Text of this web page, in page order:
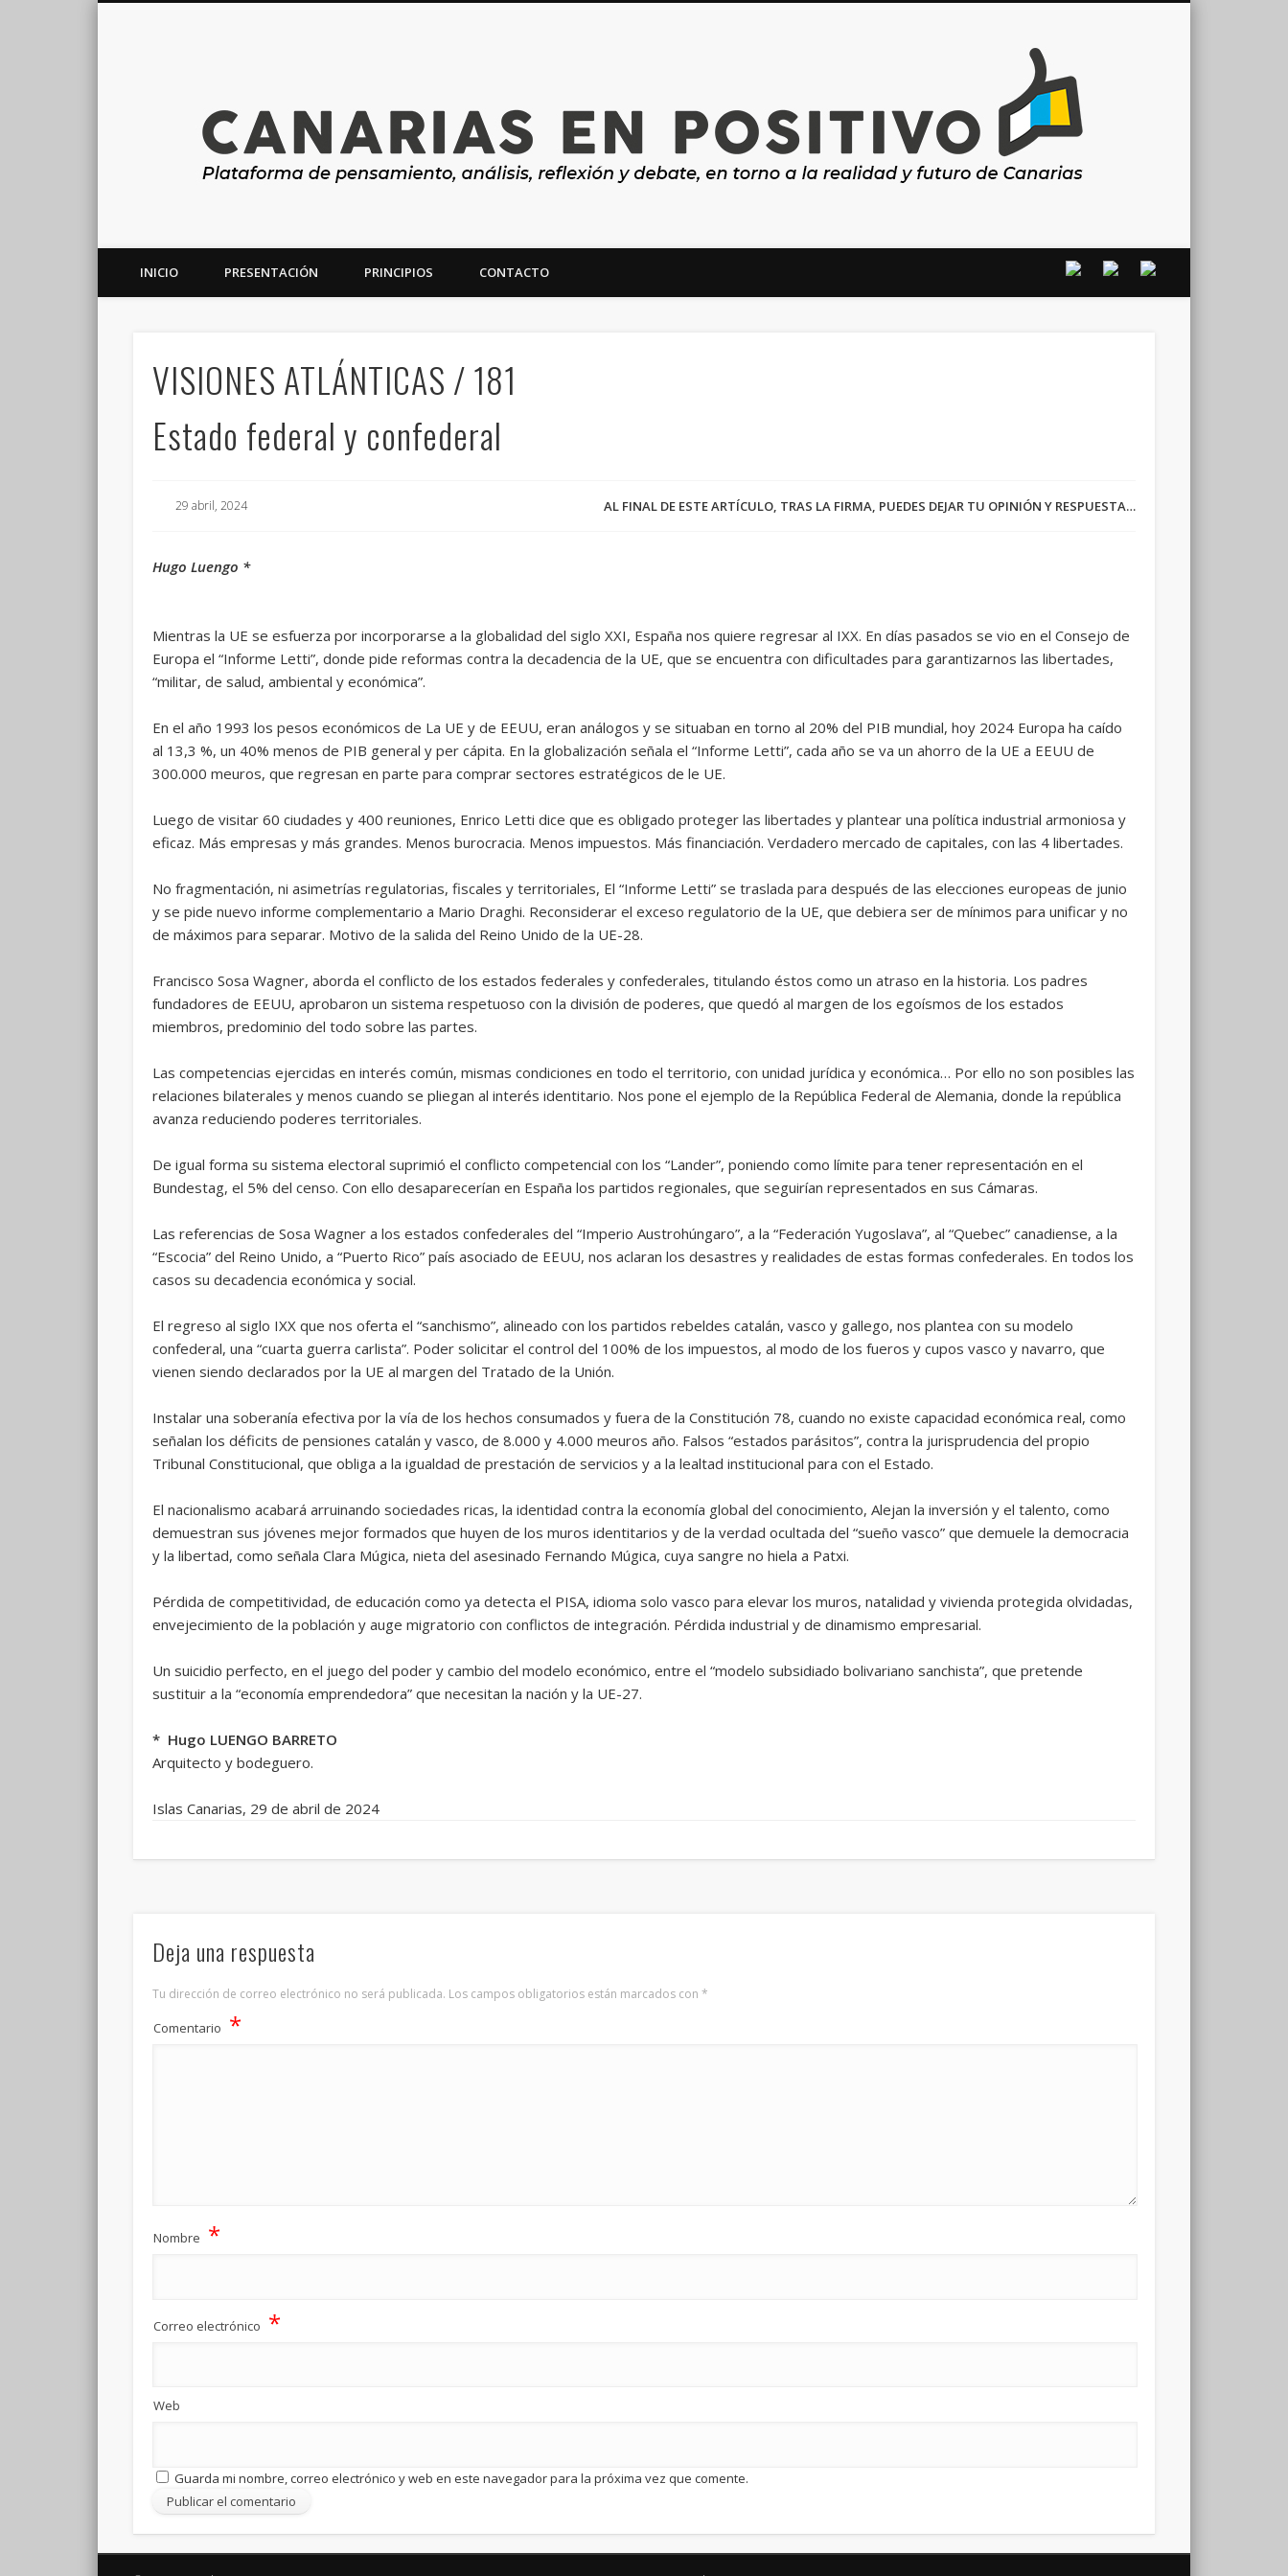
INICIO PRESENTACIÓN PRINCIPIOS CONTACTO
VISIONES ATLÁNTICAS / 181
Estado federal y confederal
AL FINAL DE ESTE ARTÍCULO, TRAS LA FIRMA, PUEDES DEJAR TU OPINIÓN Y RESPUESTA…
29 abril, 2024
Hugo Luengo *
Mientras la UE se esfuerza por incorporarse a la globalidad del siglo XXI, España nos quiere regresar al IXX. En días pasados se vio en el Consejo de
Europa el “Informe Letti”, donde pide reformas contra la decadencia de la UE, que se encuentra con dificultades para garantizarnos las libertades,
“militar, de salud, ambiental y económica”.
En el año 1993 los pesos económicos de La UE y de EEUU, eran análogos y se situaban en torno al 20% del PIB mundial, hoy 2024 Europa ha caído
al 13,3 %, un 40% menos de PIB general y per cápita. En la globalización señala el “Informe Letti”, cada año se va un ahorro de la UE a EEUU de
300.000 meuros, que regresan en parte para comprar sectores estratégicos de le UE.
Luego de visitar 60 ciudades y 400 reuniones, Enrico Letti dice que es obligado proteger las libertades y plantear una política industrial armoniosa y
eficaz. Más empresas y más grandes. Menos burocracia. Menos impuestos. Más financiación. Verdadero mercado de capitales, con las 4 libertades.
No fragmentación, ni asimetrías regulatorias, fiscales y territoriales, El “Informe Letti” se traslada para después de las elecciones europeas de junio
y se pide nuevo informe complementario a Mario Draghi. Reconsiderar el exceso regulatorio de la UE, que debiera ser de mínimos para unificar y no
de máximos para separar. Motivo de la salida del Reino Unido de la UE-28.
Francisco Sosa Wagner, aborda el conflicto de los estados federales y confederales, titulando éstos como un atraso en la historia. Los padres
fundadores de EEUU, aprobaron un sistema respetuoso con la división de poderes, que quedó al margen de los egoísmos de los estados
miembros, predominio del todo sobre las partes.
Las competencias ejercidas en interés común, mismas condiciones en todo el territorio, con unidad jurídica y económica… Por ello no son posibles las
relaciones bilaterales y menos cuando se pliegan al interés identitario. Nos pone el ejemplo de la República Federal de Alemania, donde la república
avanza reduciendo poderes territoriales.
De igual forma su sistema electoral suprimió el conflicto competencial con los “Lander”, poniendo como límite para tener representación en el
Bundestag, el 5% del censo. Con ello desaparecerían en España los partidos regionales, que seguirían representados en sus Cámaras.
Las referencias de Sosa Wagner a los estados confederales del “Imperio Austrohúngaro”, a la “Federación Yugoslava”, al “Quebec” canadiense, a la
“Escocia” del Reino Unido, a “Puerto Rico” país asociado de EEUU, nos aclaran los desastres y realidades de estas formas confederales. En todos los
casos su decadencia económica y social.
El regreso al siglo IXX que nos oferta el “sanchismo”, alineado con los partidos rebeldes catalán, vasco y gallego, nos plantea con su modelo
confederal, una “cuarta guerra carlista”. Poder solicitar el control del 100% de los impuestos, al modo de los fueros y cupos vasco y navarro, que
vienen siendo declarados por la UE al margen del Tratado de la Unión.
Instalar una soberanía efectiva por la vía de los hechos consumados y fuera de la Constitución 78, cuando no existe capacidad económica real, como
señalan los déficits de pensiones catalán y vasco, de 8.000 y 4.000 meuros año. Falsos “estados parásitos”, contra la jurisprudencia del propio
Tribunal Constitucional, que obliga a la igualdad de prestación de servicios y a la lealtad institucional para con el Estado.
El nacionalismo acabará arruinando sociedades ricas, la identidad contra la economía global del conocimiento, Alejan la inversión y el talento, como
demuestran sus jóvenes mejor formados que huyen de los muros identitarios y de la verdad ocultada del “sueño vasco” que demuele la democracia
y la libertad, como señala Clara Múgica, nieta del asesinado Fernando Múgica, cuya sangre no hiela a Patxi.
Pérdida de competitividad, de educación como ya detecta el PISA, idioma solo vasco para elevar los muros, natalidad y vivienda protegida olvidadas,
envejecimiento de la población y auge migratorio con conflictos de integración. Pérdida industrial y de dinamismo empresarial.
Un suicidio perfecto, en el juego del poder y cambio del modelo económico, entre el “modelo subsidiado bolivariano sanchista”, que pretende
sustituir a la “economía emprendedora” que necesitan la nación y la UE-27.
* Hugo LUENGO BARRETO
Arquitecto y bodeguero.
Islas Canarias, 29 de abril de 2024
Deja una respuesta
Tu dirección de correo electrónico no será publicada. Los campos obligatorios están marcados con *
Comentario *
Nombre *
Correo electrónico *
Web
Guarda mi nombre, correo electrónico y web en este navegador para la próxima vez que comente.